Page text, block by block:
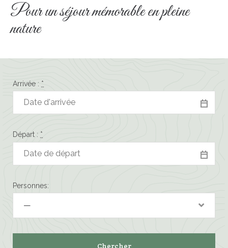
Pour un séjour mémorable en pleine
nature
Arrivée : *
Départ : *
Personnes: